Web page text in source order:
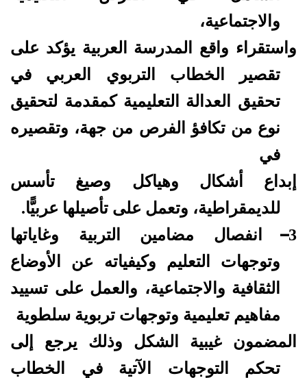
والاجتماعية،
واستقراء واقع المدرسة العربية يؤكد على
تقصير الخطاب التربوي العربي في
تحقيق العدالة التعليمية كمقدمة لتحقيق
نوع من تكافؤ الفرص من جهة، وتقصيره
في
إبداع أشكال وهياكل وصيغ تأسس
للديمقراطية، وتعمل على تأصيلها عربيًّا.
3
–
انفصال مضامين التربية وغاياتها
وتوجهات التعليم وكيفياته عن الأوضاع
الثقافية والاجتماعية، والعمل على تسييد
مفاهيم تعليمية وتوجهات تربوية سلطوية
المضمون غيبية الشكل وذلك يرجع إلى
تحكم التوجهات الآتية في الخطاب